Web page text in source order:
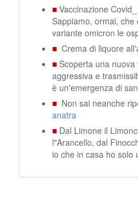
■ Vaccinazione
Sappiamo, ormai,
variante omicron le
■ Crema di liquore
■ Scoperta una nuova
aggressiva e
è un'emergenza di
■ Non sai neanche
anatra
■ Dal Limone il
l"Arancello, dal
io che in casa ho solo